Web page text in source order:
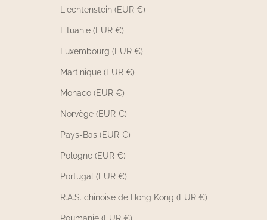
Liechtenstein (EUR €)
Lituanie (EUR €)
Luxembourg (EUR €)
Martinique (EUR €)
Monaco (EUR €)
Norvège (EUR €)
Pays-Bas (EUR €)
Pologne (EUR €)
Portugal (EUR €)
R.A.S. chinoise de Hong Kong (EUR €)
Roumanie (EUR €)